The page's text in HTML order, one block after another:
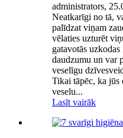
administrators,
Neatkarīgi no tā,
palīdzat viņam
vēlaties uzturēt
gatavotās
daudzumu un var
veselīgu
Tikai tāpēc, ka jūs
veselu...
Lasīt vairāk